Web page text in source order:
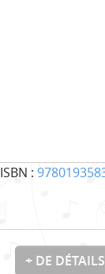
ISBN :
+ DE DÉTAILS